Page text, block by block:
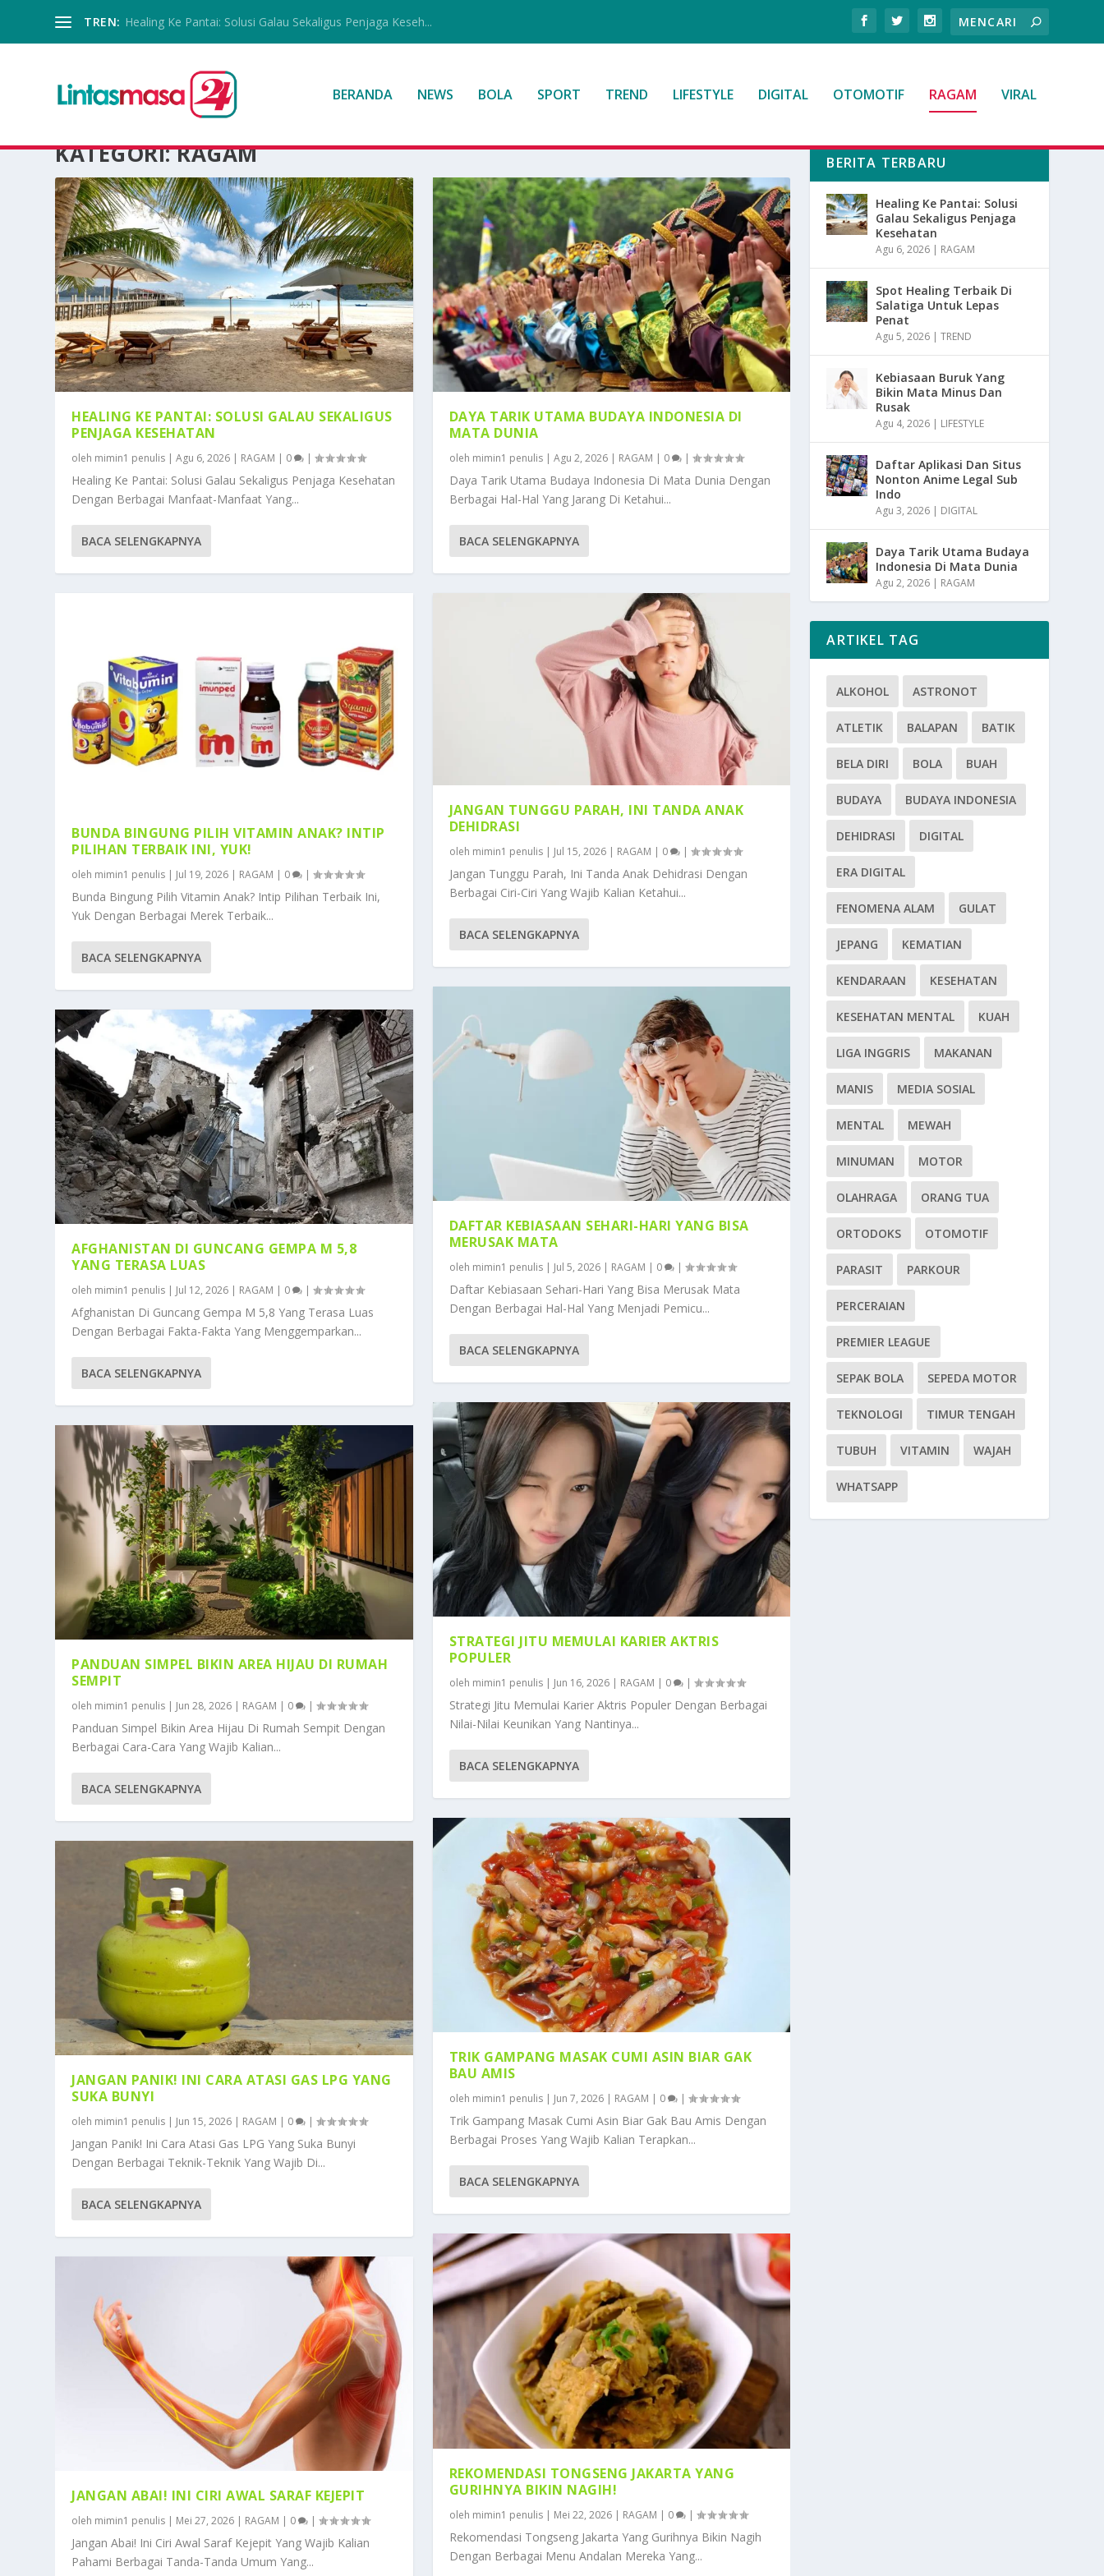
TREN: Healing Ke Pantai: Solusi Galau Sekaligus Penjaga Keseh...
BERANDA NEWS BOLA SPORT TREND LIFESTYLE DIGITAL OTOMOTIF RAGAM VIRAL
KATEGORI:RAGAM
HEALING KE PANTAI: SOLUSI GALAU SEKALIGUS
PENJAGA KESEHATAN
oleh mimin1 penulis |Agu 6, 2026 | RAGAM | 0 |
Healing Ke Pantai: Solusi Galau Sekaligus Penjaga Kesehatan
Dengan Berbagai Manfaat-Manfaat Yang...
BACA SELENGKAPNYA
BUNDA BINGUNG PILIH VITAMIN ANAK? INTIP
PILIHAN TERBAIK INI, YUK!
oleh mimin1 penulis | Jul 19, 2026 | RAGAM | 0 |
Bunda Bingung Pilih Vitamin Anak? Intip Pilihan Terbaik Ini,
Yuk Dengan Berbagai Merek Terbaik...
BACA SELENGKAPNYA
AFGHANISTAN DI GUNCANG GEMPA M 5,8
YANG TERASA LUAS
oleh mimin1 penulis | Jul 12, 2026 | RAGAM | 0 |
Afghanistan Di Guncang Gempa M 5,8 Yang Terasa Luas
Dengan Berbagai Fakta-Fakta Yang Menggemparkan...
BACA SELENGKAPNYA
PANDUAN SIMPEL BIKIN AREA HIJAU DI RUMAH
SEMPIT
oleh mimin1 penulis | Jun 28, 2026 | RAGAM | 0 |
Panduan Simpel Bikin Area Hijau Di Rumah Sempit Dengan
Berbagai Cara-Cara Yang Wajib Kalian...
BACA SELENGKAPNYA
JANGAN PANIK! INI CARA ATASI GAS LPG YANG
SUKA BUNYI
oleh mimin1 penulis | Jun 15, 2026 | RAGAM | 0 |
Jangan Panik! Ini Cara Atasi Gas LPG Yang Suka Bunyi
Dengan Berbagai Teknik-Teknik Yang Wajib Di...
BACA SELENGKAPNYA
JANGAN ABAI! INI CIRI AWAL SARAF KEJEPIT
oleh mimin1 penulis | Mei 27, 2026 | RAGAM | 0 |
Jangan Abai! Ini Ciri Awal Saraf Kejepit Yang Wajib Kalian
Pahami Berbagai Tanda-Tanda Umum Yang...
DAYA TARIK UTAMA BUDAYA INDONESIA DI
MATA DUNIA
oleh mimin1 penulis| Agu 2, 2026| RAGAM | 0 |
Daya Tarik Utama Budaya Indonesia Di Mata Dunia Dengan
Berbagai Hal-Hal Yang Jarang Di Ketahui...
BACA SELENGKAPNYA
JANGAN TUNGGU PARAH, INI TANDA ANAK
DEHIDRASI
oleh mimin1 penulis| Jul 15, 2026| RAGAM | 0 |
Jangan Tunggu Parah, Ini Tanda Anak Dehidrasi Dengan
Berbagai Ciri-Ciri Yang Wajib Kalian Ketahui...
BACA SELENGKAPNYA
DAFTAR KEBIASAAN SEHARI-HARI YANG BISA
MERUSAK MATA
oleh mimin1 penulis| Jul 5, 2026| RAGAM | 0 |
Daftar Kebiasaan Sehari-Hari Yang Bisa Merusak Mata
Dengan Berbagai Hal-Hal Yang Menjadi Pemicu...
BACA SELENGKAPNYA
STRATEGI JITU MEMULAI KARIER AKTRIS
POPULER
oleh mimin1 penulis| Jun 16, 2026| RAGAM | 0 |
Strategi Jitu Memulai Karier Aktris Populer Dengan Berbagai
Nilai-Nilai Keunikan Yang Nantinya...
BACA SELENGKAPNYA
TRIK GAMPANG MASAK CUMI ASIN BIAR GAK
BAU AMIS
oleh mimin1 penulis| Jun 7, 2026| RAGAM | 0 |
Trik Gampang Masak Cumi Asin Biar Gak Bau Amis Dengan
Berbagai Proses Yang Wajib Kalian Terapkan...
BACA SELENGKAPNYA
REKOMENDASI TONGSENG JAKARTA YANG
GURIHNYA BIKIN NAGIH!
oleh mimin1 penulis| Mei 22, 2026| RAGAM | 0 |
Rekomendasi Tongseng Jakarta Yang Gurihnya Bikin Nagih
Dengan Berbagai Menu Andalan Mereka Yang...
BERITA TERBARU
Healing Ke Pantai: Solusi
Galau Sekaligus Penjaga
Kesehatan
Agu 6, 2026 | RAGAM
Spot Healing Terbaik Di
Salatiga Untuk Lepas
Penat
Agu 5, 2026 |TREND
Kebiasaan Buruk Yang
Bikin Mata Minus Dan
Rusak
Agu 4, 2026 | LIFESTYLE
Daftar Aplikasi Dan Situs
Nonton Anime Legal Sub
Indo
Agu 3, 2026 | DIGITAL
Daya Tarik Utama Budaya
Indonesia Di Mata Dunia
Agu 2, 2026 | RAGAM
ARTIKEL TAG
ALKOHOL ASTRONOT
ATLETIK BALAPAN BATIK
BELA DIRI BOLA BUAH
BUDAYA BUDAYA INDONESIA
DEHIDRASI DIGITAL
ERA DIGITAL
FENOMENA ALAM GULAT
JEPANG KEMATIAN
KENDARAAN KESEHATAN
KESEHATAN MENTAL KUAH
LIGA INGGRIS MAKANAN
MANIS MEDIA SOSIAL
MENTAL MEWAH
MINUMAN MOTOR
OLAHRAGA ORANG TUA
ORTODOKS OTOMOTIF
PARASIT PARKOUR
PERCERAIAN
PREMIER LEAGUE
SEPAK BOLA SEPEDA MOTOR
TEKNOLOGI TIMUR TENGAH
TUBUH VITAMIN WAJAH
WHATSAPP